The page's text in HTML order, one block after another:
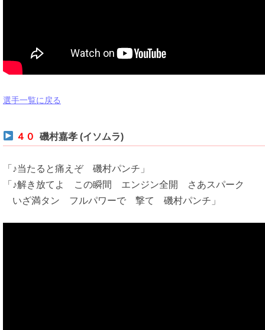
選手一覧に戻る
４０ 磯村嘉孝 (イソムラ)
「♪当たると痛えぞ 磯村パンチ」
「♪解き放てよ この瞬間 エンジン全開 さあスパーク
いざ満タン フルパワーで 撃て 磯村パンチ」